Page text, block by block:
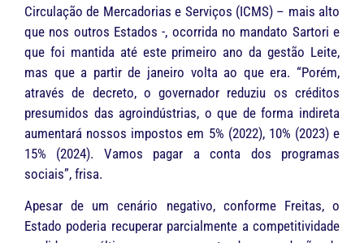
Circulação de Mercadorias e Serviços (ICMS) – mais alto
que nos outros Estados -, ocorrida no mandato Sartori e
que foi mantida até este primeiro ano da gestão Leite,
mas que a partir de janeiro volta ao que era. “Porém,
através de decreto, o governador reduziu os créditos
presumidos das agroindústrias, o que de forma indireta
aumentará nossos impostos em 5% (2022), 10% (2023) e
15% (2024). Vamos pagar a conta dos programas
sociais”, frisa.
Apesar de um cenário negativo, conforme Freitas, o
Estado poderia recuperar parcialmente a competitividade